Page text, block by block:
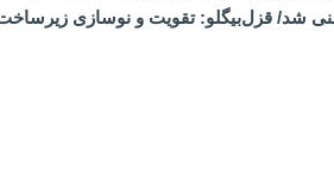
شد/ قزل‌بیگلو: تقویت و نوسازی